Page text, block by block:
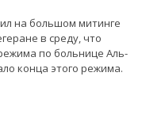
на большом митинге
в среду, что
по больнице Аль-
конца этого режима.